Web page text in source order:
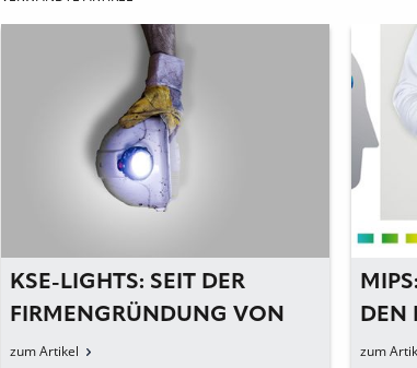
KSE-LIGHTS: SEIT DER
FIRMENGRÜNDUNG VON
KSE-LIGHTS STEHEN
zum Artikel
DEN
ZU
zum